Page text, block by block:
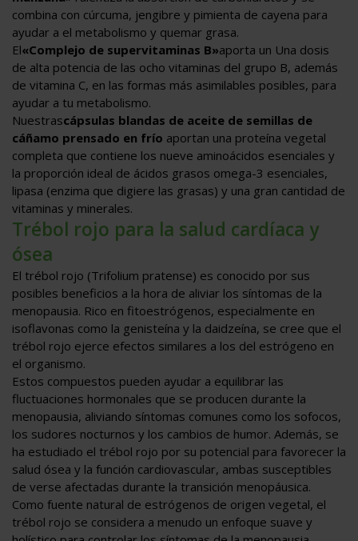
combina con cúrcuma, jengibre y pimienta de cayena para
ayudar a el metabolismo y quemar grasa.
El«Complejo de supervitaminas B»aporta un Una dosis
de alta potencia de las ocho vitaminas del grupo B, además
de vitamina C, en las formas más asimilables posibles, para
ayudar a tu metabolismo.
Nuestrascápsulas blandas de aceite de semillas de
cáñamo prensado en frío aportan una proteína vegetal
completa que contiene los nueve aminoácidos esenciales y
la proporción ideal de ácidos grasos omega-3 esenciales,
lipasa (enzima que digiere las grasas) y una gran cantidad de
vitaminas y minerales.
Trébol rojo para la salud cardíaca y
ósea
El trébol rojo (Trifolium pratense) es conocido por sus
posibles beneficios a la hora de aliviar los síntomas de la
menopausia. Rico en fitoestrógenos, especialmente en
isoflavonas como la genisteína y la daidzeína, se cree que el
trébol rojo ejerce efectos similares a los del estrógeno en
el organismo.
Estos compuestos pueden ayudar a equilibrar las
fluctuaciones hormonales que se producen durante la
menopausia, aliviando síntomas comunes como los sofocos,
los sudores nocturnos y los cambios de humor. Además, se
ha estudiado el trébol rojo por su potencial para favorecer la
salud ósea y la función cardiovascular, ambas susceptibles
de verse afectadas durante la transición menopáusica.
Como fuente natural de estrógenos de origen vegetal, el
trébol rojo se considera a menudo un enfoque suave y